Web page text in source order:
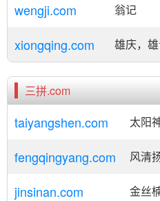
wengji.com 翁记
xiongqing.com 雄庆，
三拼.com
taiyangshen.com 太阳
fengqingyang.com 风清
jinsinan.com 金丝